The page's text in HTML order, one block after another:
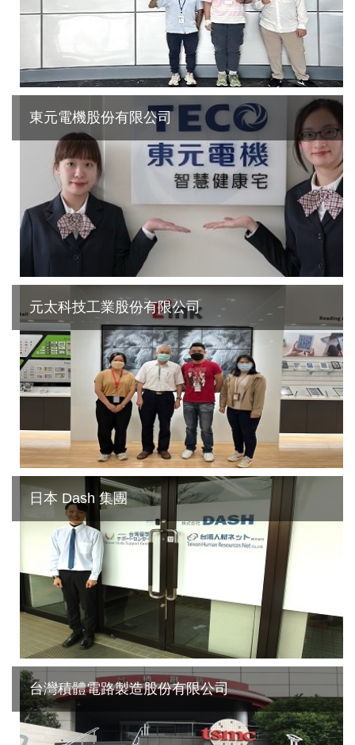
東元電機股份有限公司
元太科技工業股份有限公司
日本 Dash 集團
台灣積體電路製造股份有限公司